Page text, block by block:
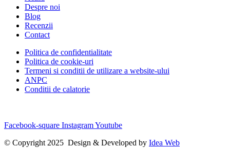
Despre noi
Blog
Recenzii
Contact
Politica de confidentialitate
Politica de cookie-uri
Termeni si conditii de utilizare a website-ului
ANPC
Conditii de calatorie
Facebook-square InstagramYoutube
© Copyright 2025 Design & Developed by Idea Web